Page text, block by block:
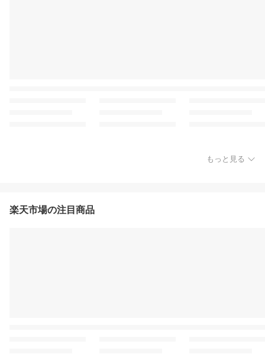
もっと見る
楽天市場の注目商品